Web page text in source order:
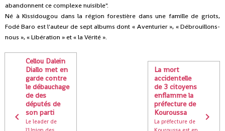
abandonnent ce complexe nuisible".
Né à Kissidougou dans la région forestière dans une famille de griots,
Fodé Baro est l'auteur de sept albums dont « Aventurier », « Débrouillons-
nous », « Libération » et « la Vérité ».
Cellou Dalein
Diallo met en
garde contre
le débauchage
de des
députés de
son parti
Le leader de
La mort
accidentelle
de 3 citoyens
enflamme la
préfecture de
Kouroussa
La préfecture de